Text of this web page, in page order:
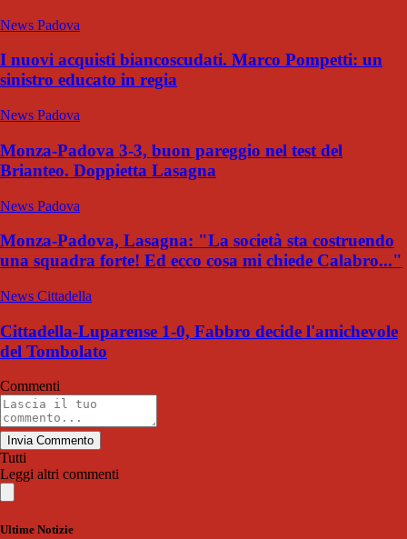
News Padova
I nuovi acquisti biancoscudati. Marco Pompetti: un
sinistro educato in regia
News Padova
Monza-Padova 3-3, buon pareggio nel test del
Brianteo. Doppietta Lasagna
News Padova
Monza-Padova, Lasagna: "La società sta costruendo
una squadra forte! Ed ecco cosa mi chiede Calabro..."
News Cittadella
Cittadella-Luparense 1-0, Fabbro decide l'amichevole
del Tombolato
Commenti
Invia Commento
Tutti
Leggi altri commenti
Ultime Notizie